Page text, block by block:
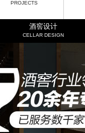
PROJECTS
酒窖设计
CELLAR DESIGN